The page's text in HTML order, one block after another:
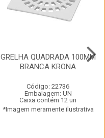
GRELHA QUADRADA 100MM
BRANCA KRONA
Código: 22736
Embalagem: UN
Caixa contém 12 un
*Imagem meramente ilustrativa